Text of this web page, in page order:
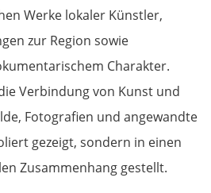
Werke lokaler Künstler,
zur Region sowie
Charakter.
Verbindung von Kunst und
Fotografien und angewandte
gezeigt, sondern in einen
Zusammenhang gestellt.